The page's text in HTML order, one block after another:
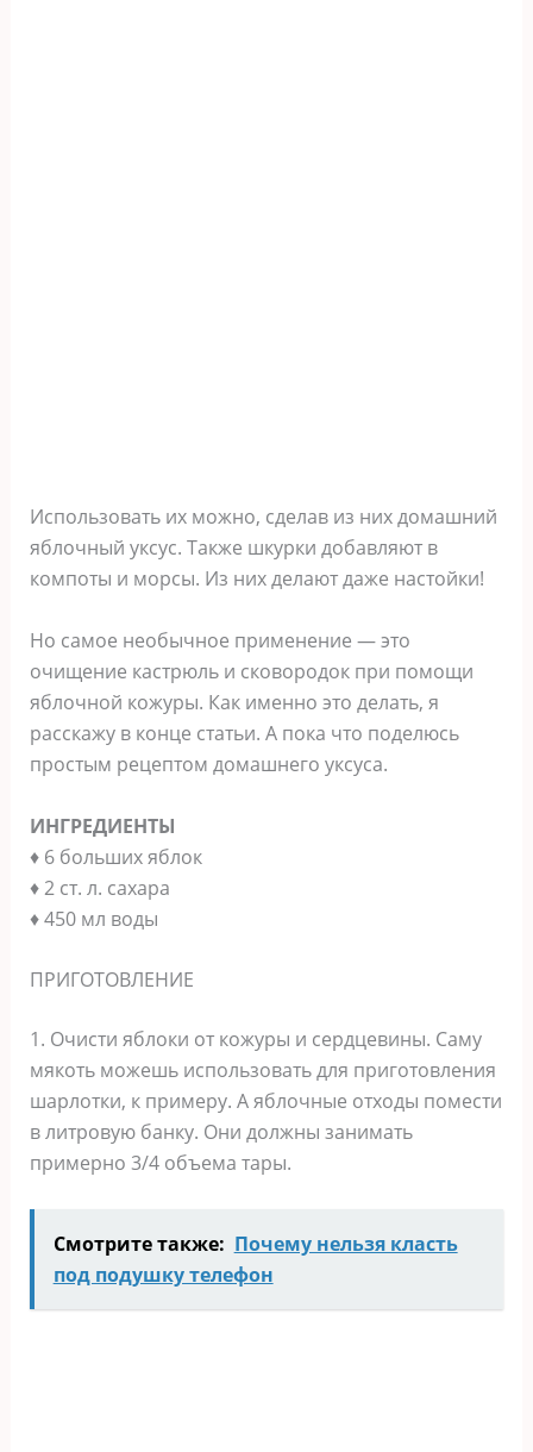
Использовать их можно, сделав из них домашний
яблочный уксус. Также шкурки добавляют в
компоты и морсы. Из них делают даже настойки!
Но самое необычное применение — это
очищение кастрюль и сковородок при помощи
яблочной кожуры. Как именно это делать, я
расскажу в конце статьи. А пока что поделюсь
простым рецептом домашнего уксуса.
ИНГРЕДИЕНТЫ
♦ 6 больших яблок
♦ 2 ст. л. сахара
♦ 450 мл воды
ПРИГОТОВЛЕНИЕ
1. Очисти яблоки от кожуры и сердцевины. Саму
мякоть можешь использовать для приготовления
шарлотки, к примеру. А яблочные отходы помести
в литровую банку. Они должны занимать
примерно 3/4 объема тары.
Смотрите также: Почему нельзя класть
под подушку телефон